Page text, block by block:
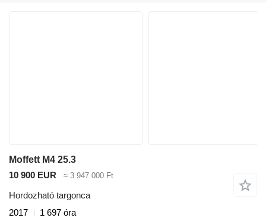
Moffett M4 25.3
10 900 EUR
≈ 3 947 000 Ft
Hordozható targonca
2017
1 697 óra